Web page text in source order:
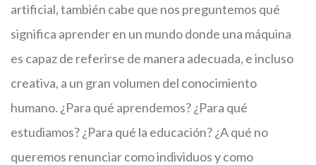
artificial, también cabe que nos preguntemos qué
significa aprender en un mundo donde una máquina
es capaz de referirse de manera adecuada, e incluso
creativa, a un gran volumen del conocimiento
humano. ¿Para qué aprendemos? ¿Para qué
estudiamos? ¿Para qué la educación? ¿A qué no
queremos renunciar como individuos y como